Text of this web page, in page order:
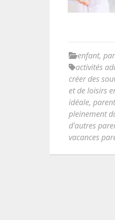
enfant,
activités
créer des
et de loisirs
idéale,
pleinement
d'autres
vacances